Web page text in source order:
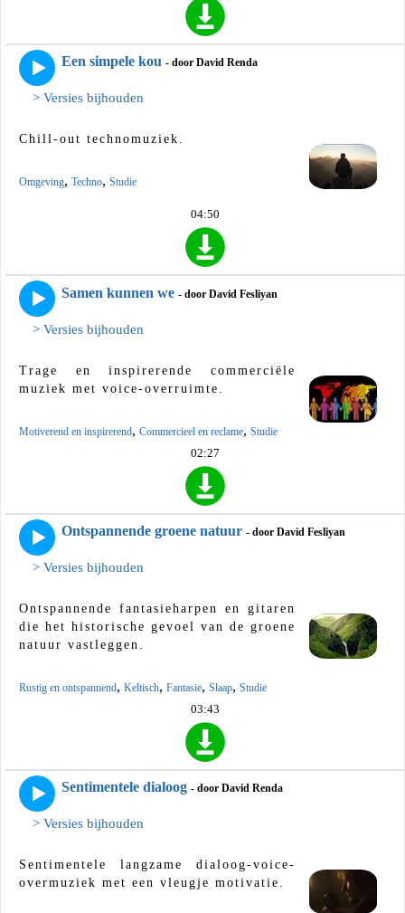
Een simpele kou - door David Renda
> Versies bijhouden
Chill-out technomuziek.
Omgeving, Techno, Studie
04:50
Samen kunnen we - door David Fesliyan
> Versies bijhouden
Trage en inspirerende commerciële
muziek met voice-overruimte.
Motiverend en inspirerend, Commercieel en reclame, Studie
02:27
Ontspannende groene natuur - door David Fesliyan
> Versies bijhouden
Ontspannende fantasieharpen en gitaren
die het historische gevoel van de groene
natuur vastleggen.
Rustig en ontspannend, Keltisch, Fantasie, Slaap, Studie
03:43
Sentimentele dialoog - door David Renda
> Versies bijhouden
Sentimentele langzame dialoog-voice-
overmuziek met een vleugje motivatie.